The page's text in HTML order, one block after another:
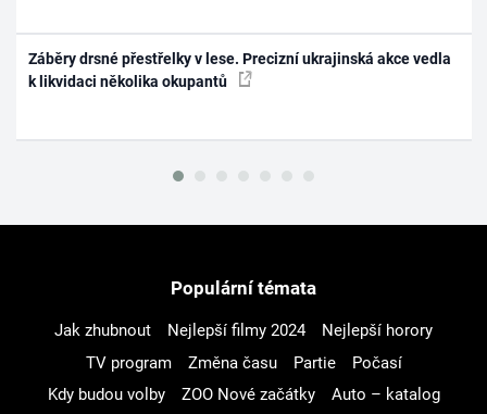
Záběry drsné přestřelky v lese. Precizní ukrajinská akce vedla
k likvidaci několika okupantů
Populární témata
Jak zhubnout Nejlepší filmy 2024
Nejlepší horory
TV program
Změna času Partie
Počasí
Kdy budou volby
ZOO Nové začátky
Auto – katalog